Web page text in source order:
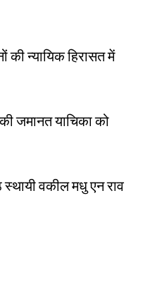
की न्यायिक हिरासत में
जमानत याचिका को
वकील मधु एन राव